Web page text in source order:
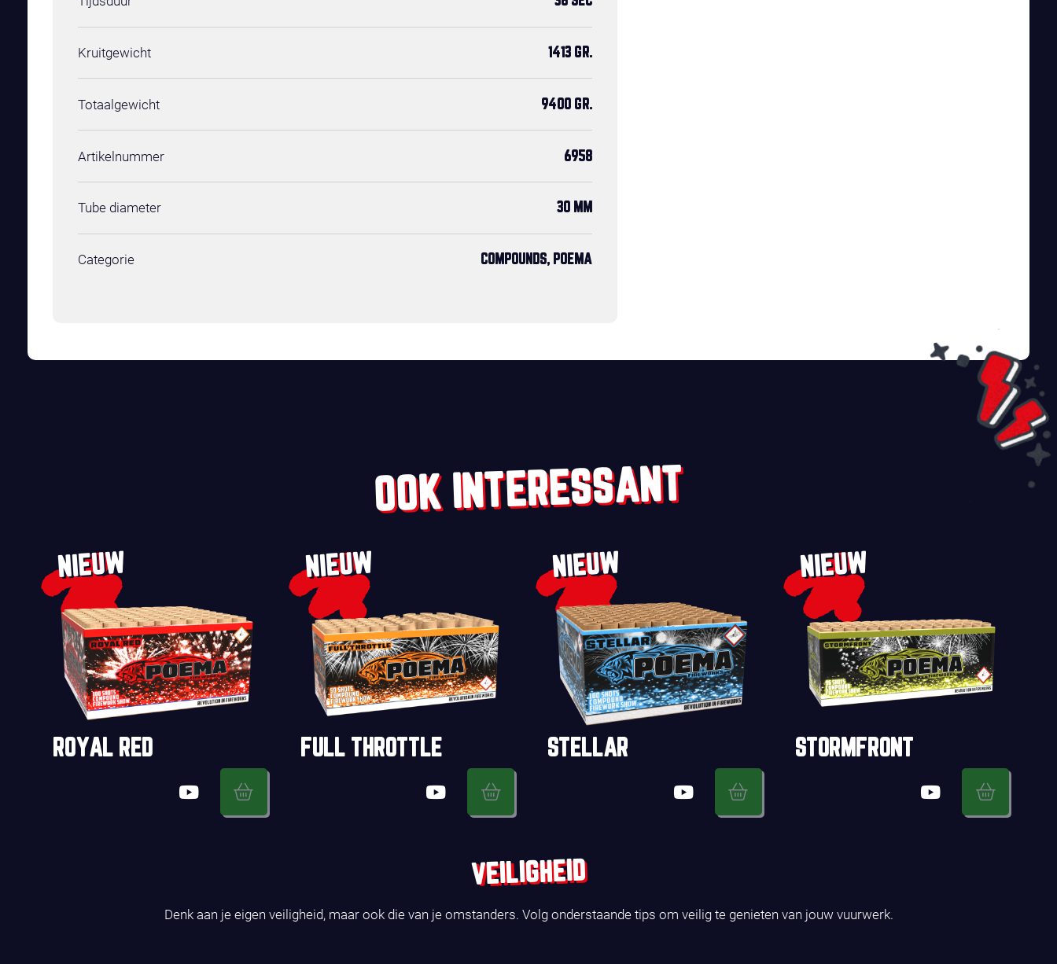
Kruitgewicht 1413 GR.
Totaalgewicht 9400 GR.
Artikelnummer 6958
Tube diameter 30 MM
Categorie COMPOUNDS, POEMA
OOK INTERESSANT
NIEUW
ROYAL RED
NIEUW
FULL THROTTLE
NIEUW
STELLAR
NIEUW
STORMFRONT
VEILIGHEID
Denk aan je eigen veiligheid, maar ook die van je omstanders. Volg onderstaande tips om veilig te genieten van jouw vuurwerk.